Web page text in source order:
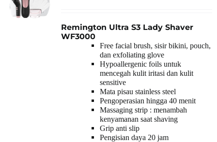
Remington Ultra S3 Lady Shaver
WF3000
Free facial brush, sisir bikini, pouch,
dan exfoliating glove
Hypoallergenic foils untuk
mencegah kulit iritasi dan kulit
sensitive
Mata pisau stainless steel
Pengoperasian hingga 40 menit
Massaging strip : menambah
kenyamanan saat shaving
Grip anti slip
Pengisian daya 20 jam